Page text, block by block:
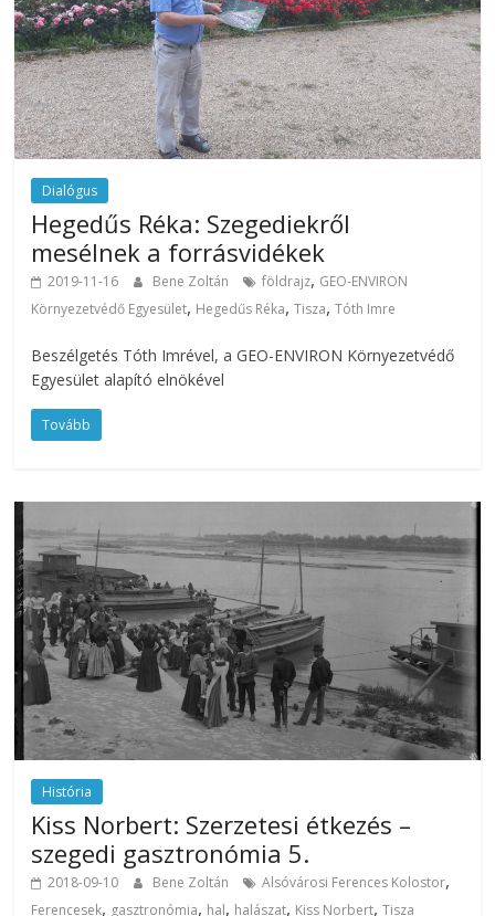
Dialógus
Hegedűs Réka: Szegediekről
mesélnek a forrásvidékek
2019-11-16 Bene Zoltán földrajz, GEO-ENVIRON
Környezetvédő Egyesület, Hegedűs Réka,Tisza,Tóth Imre
Beszélgetés Tóth Imrével, a GEO-ENVIRON Környezetvédő
Egyesület alapító elnökével
Tovább
História
Kiss Norbert: Szerzetesi étkezés –
szegedi gasztronómia 5.
2018-09-10 Bene Zoltán Alsóvárosi Ferences Kolostor,
Ferencesek, gasztronómia, hal, halászat, Kiss Norbert,Tisza